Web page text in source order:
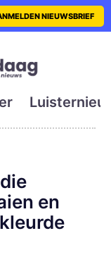
eerste
NIEUWSBRIEF
en